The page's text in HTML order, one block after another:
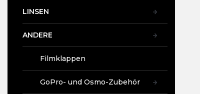
LINSEN
ANDERE
Filmklappen
GoPro- und Osmo-Zubehör